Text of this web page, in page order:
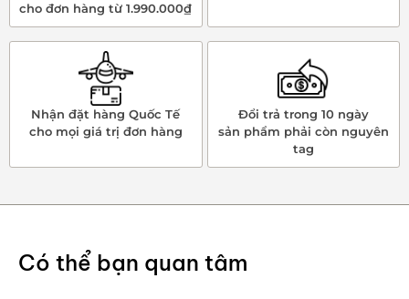
cho đơn hàng từ 1.990.000₫
Nhận đặt hàng Quốc Tế
cho mọi giá trị đơn hàng
Đổi trả trong 10 ngày
sản phẩm phải còn nguyên
tag
Có thể bạn quan tâm